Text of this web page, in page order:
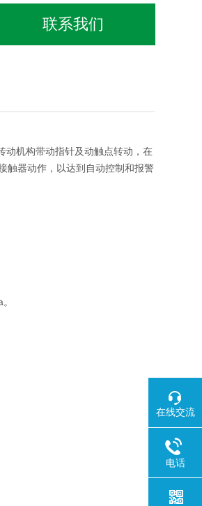
联系我们
动机构带动指针及动触点转动，在
触器动作，以达到自动控制和报警
在线交流
电话